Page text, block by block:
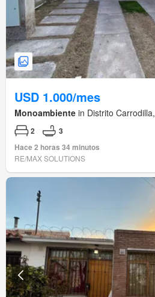
USD 1.000/mes
Monoambiente in Distrito
2
3
Hace 2 horas 34 minutos
RE/MAX SOLUTIONS